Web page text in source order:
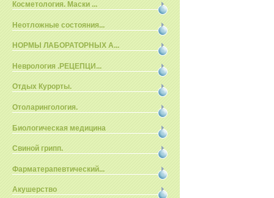
Косметология. Маски ...
Неотложные состояния...
НОРМЫ ЛАБОРАТОРНЫХ А...
Неврология .РЕЦЕПЦИ...
Отдых Курорты.
Отоларингология.
Биологическая медицина
Свиной грипп.
Фарматерапевтический...
Акушерство